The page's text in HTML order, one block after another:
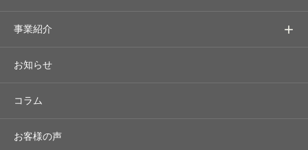
事業紹介
お知らせ
コラム
お客様の声